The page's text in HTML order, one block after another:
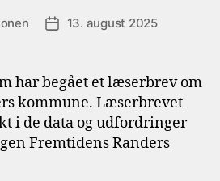
Indlægsdato
13. august 2025
har begået et læserbrev om
kommune. Læserbrevet
i de data og udfordringer
Fremtidens Randers